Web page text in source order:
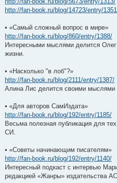
http://fan-book.ru/blog/14723/entry/
• «Самый сложный вопрос в мире»
http://fan-book.ru/blog/860/entry/1388/
Интересными мыслями делится
жизни.
• «Насколько "в лоб"?»
http://fan-book.ru/blog/2111/entry/1387/
Алина Лис делится своими мыслями
• «Для авторов СамИздата»
http://fan-book.ru/blog/192/entry/1185/
Весьма полезная публикация для
СИ.
• «Советы начинающим писателям»
http://fan-book.ru/blog/192/entry/1140/
Интересный подкаст с интервью
редакцией «Жанры» издательства